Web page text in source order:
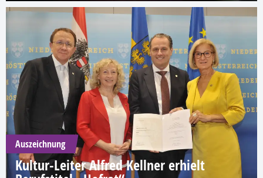
Auszeichnung
Kultur-Leiter Alfred Kellner erhielt